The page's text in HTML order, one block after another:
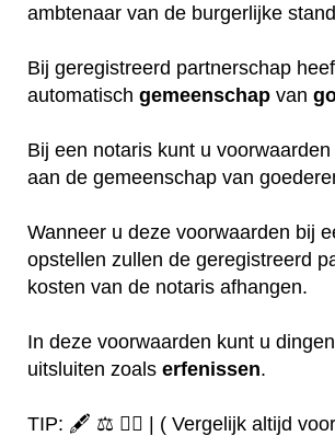
ambtenaar van de burgerlijke
Bij geregistreerd partnerschap
automatisch gemeenschap van
Bij een notaris kunt u
aan de gemeenschap van
Wanneer u deze voorwaarden bij
opstellen zullen de geregistreerd
kosten van de notaris afhangen.
In deze voorwaarden kunt u
uitsluiten zoals erfenissen.
TIP: 🖋️ ⚖️ ✍🏻 | ( Vergelijk altijd